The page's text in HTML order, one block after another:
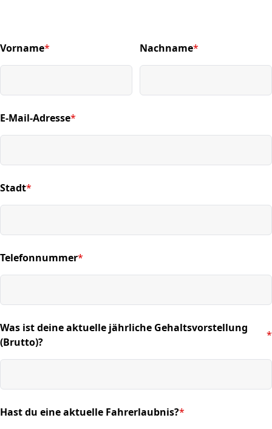
Vorname*
(required) Nachname*
(required)
E-Mail-Adresse*
(required)
Stadt*
(required)
Telefonnummer*
(required)
Was ist deine aktuelle jährliche Gehaltsvorstellung
(Brutto)?
*
(required)
Hast du eine aktuelle Fahrerlaubnis?*
(required)